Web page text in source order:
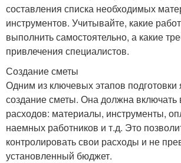
составления списка необходимых
инструментов. Учитывайте, какие
выполнить самостоятельно, а какие
привлечения специалистов.
Создание сметы
Одним из ключевых этапов подготовки
создание сметы. Она должна включать
расходов: материалы, инструменты,
наемных работников и т.д. Это
контролировать свои расходы и не
установленный бюджет.